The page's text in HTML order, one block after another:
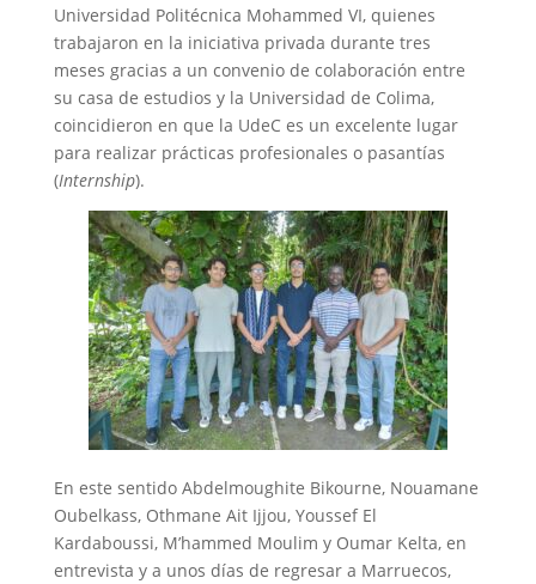
Universidad Politécnica Mohammed VI, quienes
trabajaron en la iniciativa privada durante tres
meses gracias a un convenio de colaboración entre
su casa de estudios y la Universidad de Colima,
coincidieron en que la UdeC es un excelente lugar
para realizar prácticas profesionales o pasantías
(Internship).
En este sentido Abdelmoughite Bikourne, Nouamane
Oubelkass, Othmane Ait Ijjou, Youssef El
Kardaboussi, M’hammed Moulim y Oumar Kelta, en
entrevista y a unos días de regresar a Marruecos,